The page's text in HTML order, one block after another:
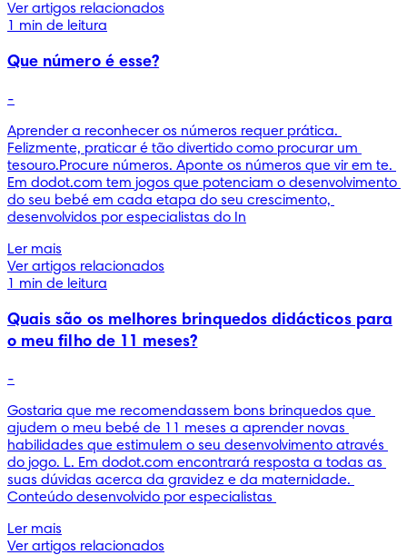
Ver artigos relacionados
1 min de leitura
Que número é esse?
-
Aprender a reconhecer os números requer prática.
Felizmente, praticar é tão divertido como procurar um
tesouro.Procure números. Aponte os números que vir em te.
Em dodot.com tem jogos que potenciam o desenvolvimento
do seu bebé em cada etapa do seu crescimento,
desenvolvidos por especialistas do In
Ler mais
Ver artigos relacionados
1 min de leitura
Quais são os melhores brinquedos didácticos para
o meu filho de 11 meses?
-
Gostaria que me recomendassem bons brinquedos que
ajudem o meu bebé de 11 meses a aprender novas
habilidades que estimulem o seu desenvolvimento através
do jogo. L. Em dodot.com encontrará resposta a todas as
suas dúvidas acerca da gravidez e da maternidade.
Conteúdo desenvolvido por especialistas
Ler mais
Ver artigos relacionados